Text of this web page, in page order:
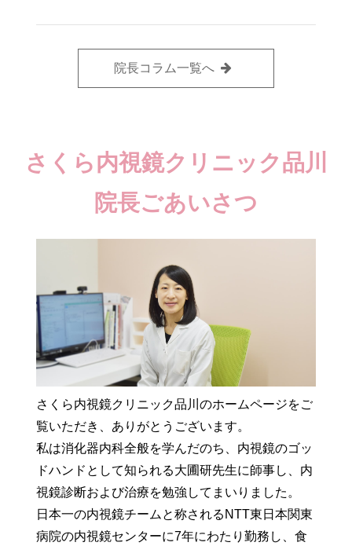
院長コラム一覧へ
さくら内視鏡クリニック品川
院長ごあいさつ
さくら内視鏡クリニック品川のホームページをご
覧いただき、ありがとうございます。
私は消化器内科全般を学んだのち、内視鏡のゴッ
ドハンドとして知られる大圃研先生に師事し、内
視鏡診断および治療を勉強してまいりました。
日本一の内視鏡チームと称されるNTT東日本関東
病院の内視鏡センターに7年にわたり勤務し、食